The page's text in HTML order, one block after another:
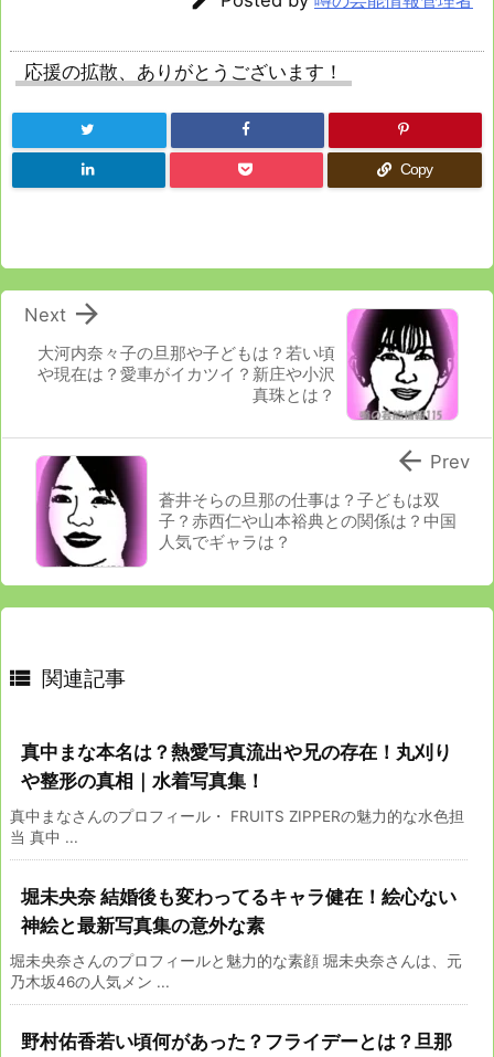
応援の拡散、ありがとうございます！
Copy
大河内奈々子の旦那や子どもは？若い頃
や現在は？愛車がイカツイ？新庄や小沢
真珠とは？

Next
蒼井そらの旦那の仕事は？子どもは双
子？赤西仁や山本裕典との関係は？中国
人気でギャラは？
 Prev
 関連記事
真中まな本名は？熱愛写真流出や兄の存在！丸刈り
や整形の真相｜水着写真集！
真中まなさんのプロフィール・ FRUITS ZIPPERの魅力的な水色担
当 真中 ...
堀未央奈 結婚後も変わってるキャラ健在！絵心ない
神絵と最新写真集の意外な素
堀未央奈さんのプロフィールと魅力的な素顔 堀未央奈さんは、元
乃木坂46の人気メン ...
野村佑香若い頃何があった？フライデーとは？旦那